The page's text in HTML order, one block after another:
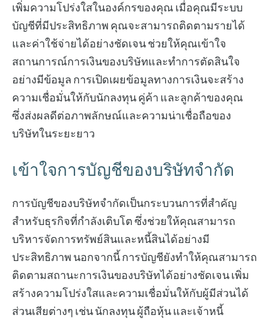
เพิ่มความโปร่งใสในองค์กรของคุณ เมื่อคุณมีระบบ
บัญชีที่มีประสิทธิภาพ คุณจะสามารถติดตามรายได้
และค่าใช้จ่ายได้อย่างชัดเจน ช่วยให้คุณเข้าใจ
สถานการณ์การเงินของบริษัทและทำการตัดสินใจ
อย่างมีข้อมูล การเปิดเผยข้อมูลทางการเงินจะสร้าง
ความเชื่อมั่นให้กับนักลงทุน คู่ค้า และลูกค้าของคุณ
ซึ่งส่งผลดีต่อภาพลักษณ์และความน่าเชื่อถือของ
บริษัทในระยะยาว
เข้าใจการบัญชีของบริษัทจำกัด
การบัญชีของบริษัทจำกัดเป็นกระบวนการที่สำคัญ
สำหรับธุรกิจที่กำลังเติบโต ซึ่งช่วยให้คุณสามารถ
บริหารจัดการทรัพย์สินและหนี้สินได้อย่างมี
ประสิทธิภาพ นอกจากนี้ การบัญชียังทำให้คุณสามารถ
ติดตามสถานะการเงินของบริษัทได้อย่างชัดเจน เพิ่ม
สร้างความโปร่งใสและความเชื่อมั่นให้กับผู้มีส่วนได้
ส่วนเสียต่างๆ เช่น นักลงทุน ผู้ถือหุ้น และเจ้าหนี้